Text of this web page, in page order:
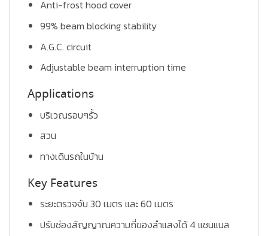
Anti-frost hood cover
99% beam blocking stability
A.G.C. circuit
Adjustable beam interruption time
Applications
บริเวณรอบๆรั้ว
สวน
ทางเดินรถในบ้าน
Key Features
ระยะตรวจจับ 30 เมตร และ 60 เมตร
ปรับช่องสัญญาณความถี่ของลำแสงได้ 4 แชนแนล